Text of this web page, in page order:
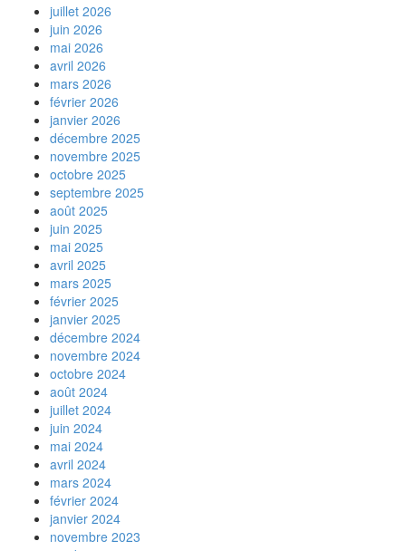
juillet 2026
juin 2026
mai 2026
avril 2026
mars 2026
février 2026
janvier 2026
décembre 2025
novembre 2025
octobre 2025
septembre 2025
août 2025
juin 2025
mai 2025
avril 2025
mars 2025
février 2025
janvier 2025
décembre 2024
novembre 2024
octobre 2024
août 2024
juillet 2024
juin 2024
mai 2024
avril 2024
mars 2024
février 2024
janvier 2024
novembre 2023